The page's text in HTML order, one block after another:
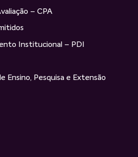
– CPA
Institucional – PDI
Ensino, Pesquisa e Extensão